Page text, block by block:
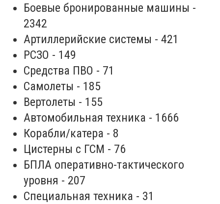
Боевые бронированные машины -
2342
Артиллерийские системы - 421
РСЗО - 149
Средства ПВО - 71
Самолеты - 185
Вертолеты - 155
Автомобильная техника - 1666
Корабли/катера - 8
Цистерны с ГСМ - 76
БПЛА оперативно-тактического
уровня - 207
Специальная техника - ​​31